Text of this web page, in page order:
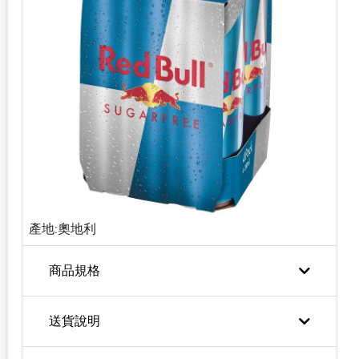
產地:奧地利
商品規格
送貨說明